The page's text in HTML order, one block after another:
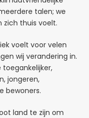
talen; we
zich thuis voelt.
voelt voor velen
wij verandering in.
jongeren,
bewoners.
land te zijn om